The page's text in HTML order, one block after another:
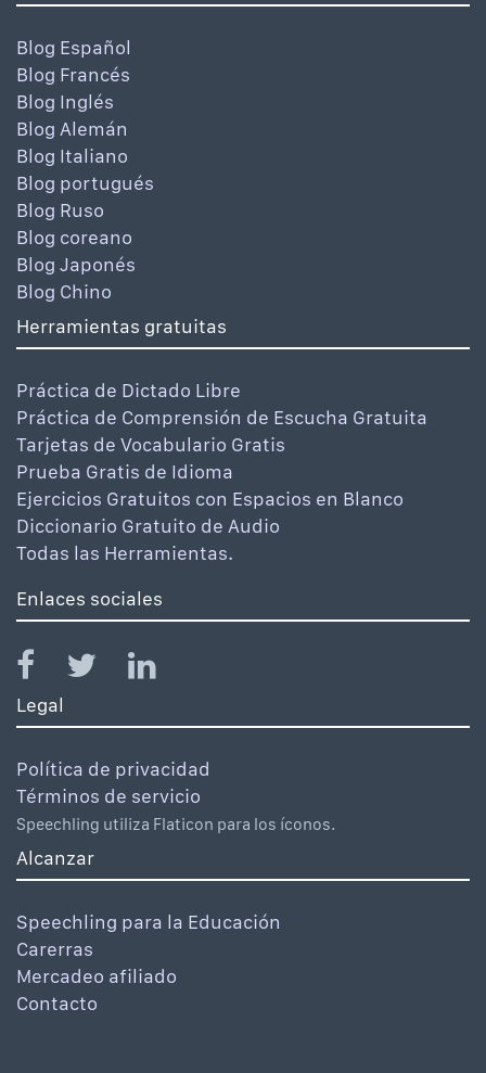
Blog Español
Blog Francés
Blog Inglés
Blog Alemán
Blog Italiano
Blog portugués
Blog Ruso
Blog coreano
Blog Japonés
Blog Chino
Herramientas gratuitas
Práctica de Dictado Libre
Práctica de Comprensión de Escucha Gratuita
Tarjetas de Vocabulario Gratis
Prueba Gratis de Idioma
Ejercicios Gratuitos con Espacios en Blanco
Diccionario Gratuito de Audio
Todas las Herramientas.
Enlaces sociales
Legal
Política de privacidad
Términos de servicio
Speechling utiliza Flaticon para los íconos.
Alcanzar
Speechling para la Educación
Carerras
Mercadeo afiliado
Contacto